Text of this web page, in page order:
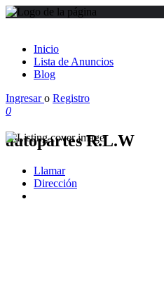
Inicio
Lista de Anuncios
Blog
Ingresaro Registro
0
autopartes R.L.W
Llamar
Dirección